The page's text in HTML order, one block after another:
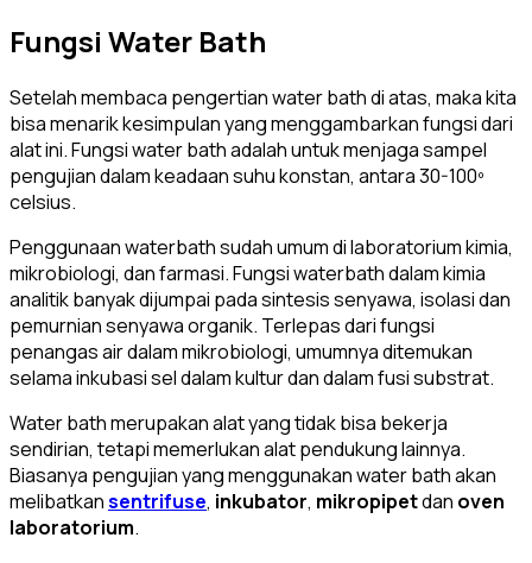
Fungsi Water Bath
Setelah membaca pengertian water bath di atas, maka kita
bisa menarik kesimpulan yang menggambarkan fungsi dari
alat ini. Fungsi water bath adalah untuk menjaga sampel
pengujian dalam keadaan suhu konstan, antara 30-100º
celsius.
Penggunaan waterbath sudah umum di laboratorium kimia,
mikrobiologi, dan farmasi. Fungsi waterbath dalam kimia
analitik banyak dijumpai pada sintesis senyawa, isolasi dan
pemurnian senyawa organik. Terlepas dari fungsi
penangas air dalam mikrobiologi, umumnya ditemukan
selama inkubasi sel dalam kultur dan dalam fusi substrat.
Water bath merupakan alat yang tidak bisa bekerja
sendirian, tetapi memerlukan alat pendukung lainnya.
Biasanya pengujian yang menggunakan water bath akan
melibatkansentrifuse, inkubator, mikropipetdan oven
laboratorium.